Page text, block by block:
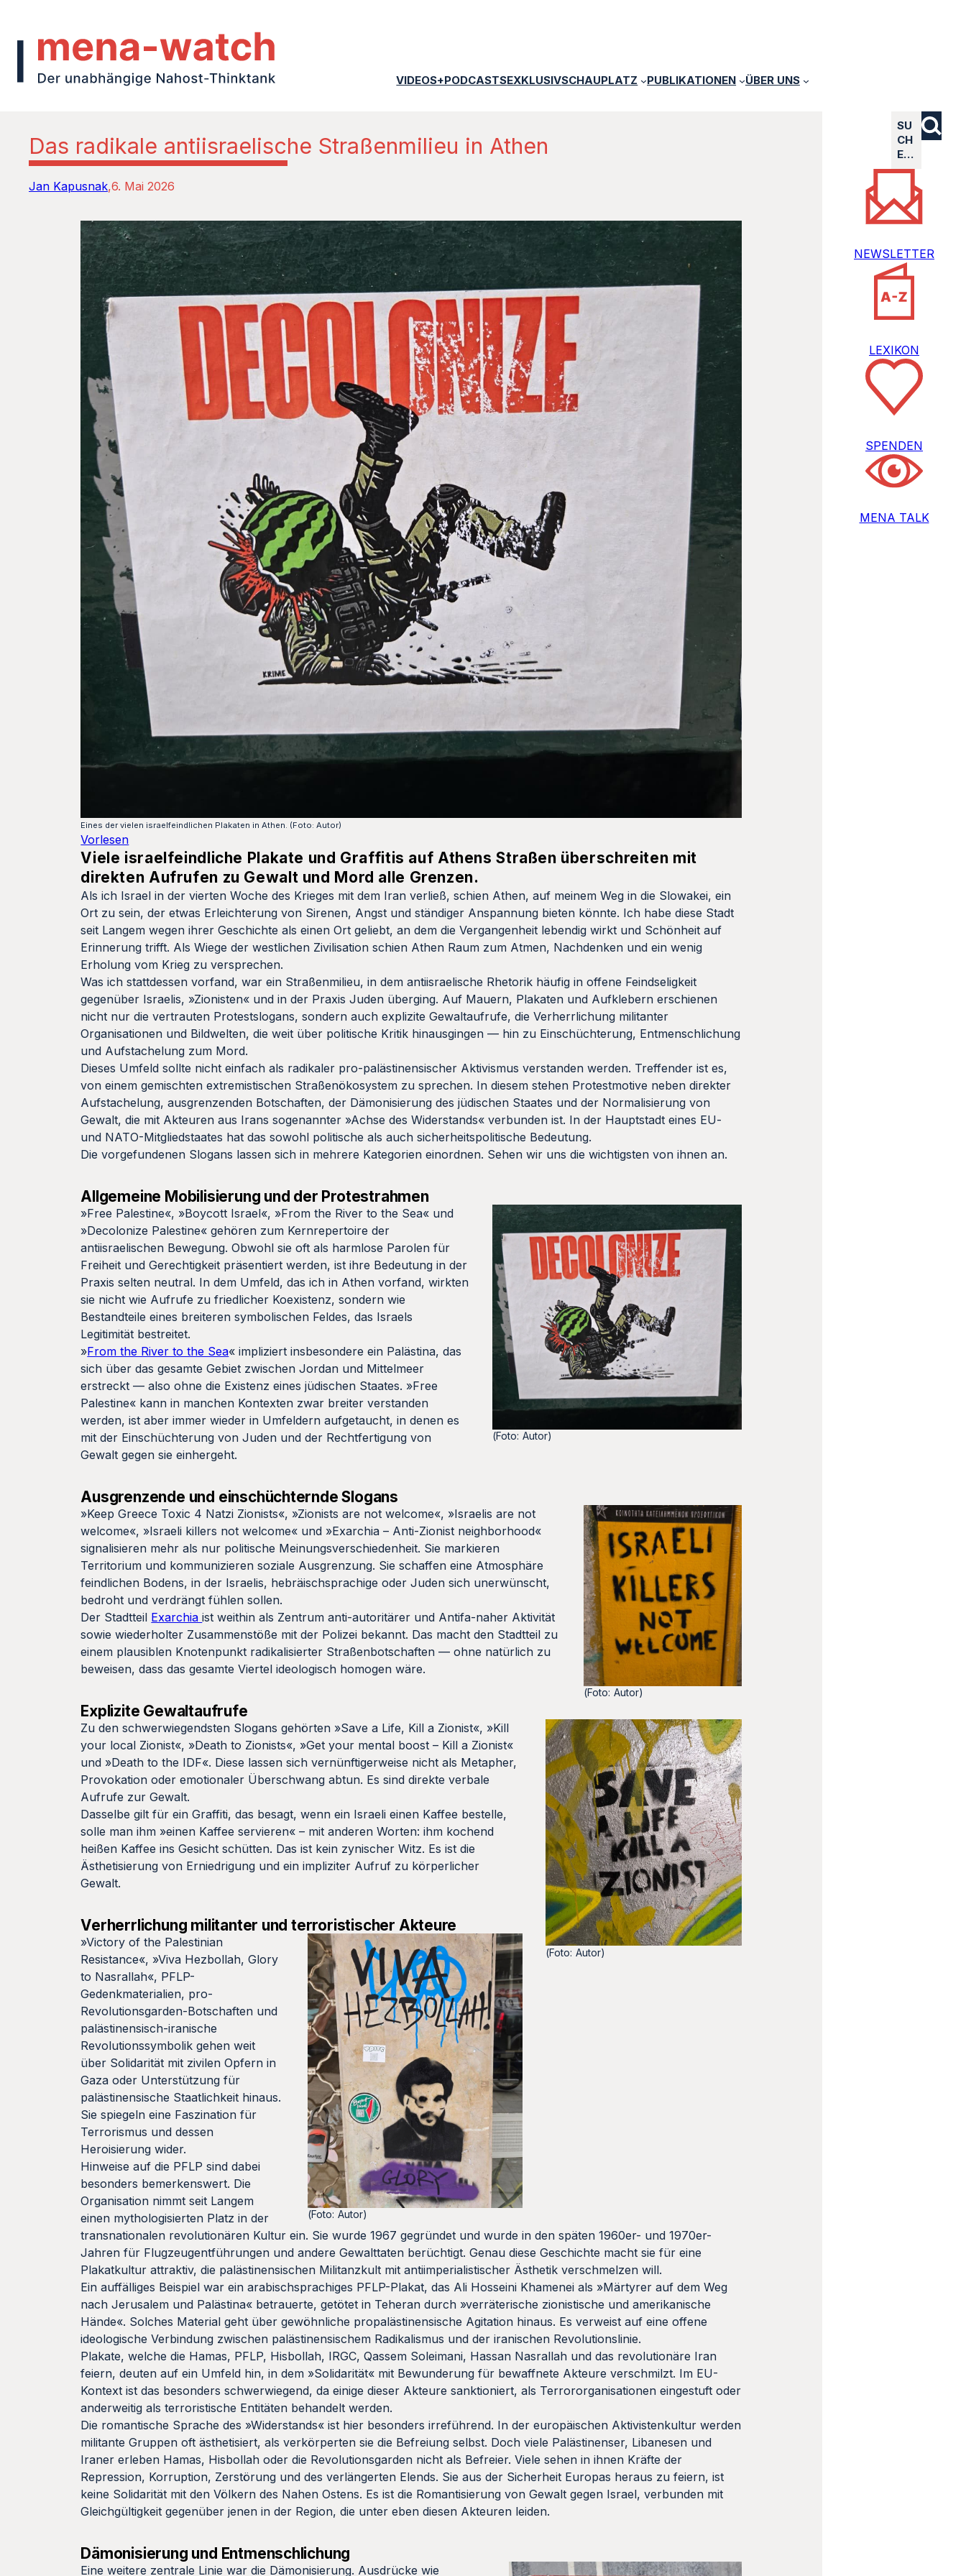
VIDEOS+PODCASTSEXKLUSIVSCHAUPLATZ PUBLIKATIONEN ÜBER UNS
Das radikale antiisraelische Straßenmilieu in Athen
Jan Kapusnak 6. Mai 2026
Eines der vielen israelfeindlichen Plakaten in Athen. (Foto: Autor)
Vorlesen
Viele israelfeindliche Plakate und Graffitis auf Athens Straßen überschreiten mit
direkten Aufrufen zu Gewalt und Mord alle Grenzen.
Als ich Israel in der vierten Woche des Krieges mit dem Iran verließ, schien Athen, auf meinem Weg in die Slowakei, ein
Ort zu sein, der etwas Erleichterung von Sirenen, Angst und ständiger Anspannung bieten könnte. Ich habe diese Stadt
seit Langem wegen ihrer Geschichte als einen Ort geliebt, an dem die Vergangenheit lebendig wirkt und Schönheit auf
Erinnerung trifft. Als Wiege der westlichen Zivilisation schien Athen Raum zum Atmen, Nachdenken und ein wenig
Erholung vom Krieg zu versprechen.
Was ich stattdessen vorfand, war ein Straßenmilieu, in dem antiisraelische Rhetorik häufig in offene Feindseligkeit
gegenüber Israelis, »Zionisten« und in der Praxis Juden überging. Auf Mauern, Plakaten und Aufklebern erschienen
nicht nur die vertrauten Protestslogans, sondern auch explizite Gewaltaufrufe, die Verherrlichung militanter
Organisationen und Bildwelten, die weit über politische Kritik hinausgingen — hin zu Einschüchterung, Entmenschlichung
und Aufstachelung zum Mord.
Dieses Umfeld sollte nicht einfach als radikaler pro-palästinensischer Aktivismus verstanden werden. Treffender ist es,
von einem gemischten extremistischen Straßenökosystem zu sprechen. In diesem stehen Protestmotive neben direkter
Aufstachelung, ausgrenzenden Botschaften, der Dämonisierung des jüdischen Staates und der Normalisierung von
Gewalt, die mit Akteuren aus Irans sogenannter »Achse des Widerstands« verbunden ist. In der Hauptstadt eines EU-
und NATO-Mitgliedstaates hat das sowohl politische als auch sicherheitspolitische Bedeutung.
Die vorgefundenen Slogans lassen sich in mehrere Kategorien einordnen. Sehen wir uns die wichtigsten von ihnen an.
Allgemeine Mobilisierung und der Protestrahmen
(Foto: Autor)
»Free Palestine«, »Boycott Israel«, »From the River to the Sea« und
»Decolonize Palestine« gehören zum Kernrepertoire der
antiisraelischen Bewegung. Obwohl sie oft als harmlose Parolen für
Freiheit und Gerechtigkeit präsentiert werden, ist ihre Bedeutung in der
Praxis selten neutral. In dem Umfeld, das ich in Athen vorfand, wirkten
sie nicht wie Aufrufe zu friedlicher Koexistenz, sondern wie
Bestandteile eines breiteren symbolischen Feldes, das Israels
Legitimität bestreitet.
»From the River to the Sea« impliziert insbesondere ein Palästina, das
sich über das gesamte Gebiet zwischen Jordan und Mittelmeer
erstreckt — also ohne die Existenz eines jüdischen Staates. »Free
Palestine« kann in manchen Kontexten zwar breiter verstanden
werden, ist aber immer wieder in Umfeldern aufgetaucht, in denen es
mit der Einschüchterung von Juden und der Rechtfertigung von
Gewalt gegen sie einhergeht.
Ausgrenzende und einschüchternde Slogans
(Foto: Autor)
»Keep Greece Toxic 4 Natzi Zionists«, »Zionists are not welcome«, »Israelis are not
welcome«, »Israeli killers not welcome« und »Exarchia – Anti-Zionist neighborhood«
signalisieren mehr als nur politische Meinungsverschiedenheit. Sie markieren
Territorium und kommunizieren soziale Ausgrenzung. Sie schaffen eine Atmosphäre
feindlichen Bodens, in der Israelis, hebräischsprachige oder Juden sich unerwünscht,
bedroht und verdrängt fühlen sollen.
Der Stadtteil Exarchiaist weithin als Zentrum anti-autoritärer und Antifa-naher Aktivität
sowie wiederholter Zusammenstöße mit der Polizei bekannt. Das macht den Stadtteil zu
einem plausiblen Knotenpunkt radikalisierter Straßenbotschaften — ohne natürlich zu
beweisen, dass das gesamte Viertel ideologisch homogen wäre.
Explizite Gewaltaufrufe
(Foto: Autor)
Zu den schwerwiegendsten Slogans gehörten »Save a Life, Kill a Zionist«, »Kill
your local Zionist«, »Death to Zionists«, »Get your mental boost – Kill a Zionist«
und »Death to the IDF«. Diese lassen sich vernünftigerweise nicht als Metapher,
Provokation oder emotionaler Überschwang abtun. Es sind direkte verbale
Aufrufe zur Gewalt.
Dasselbe gilt für ein Graffiti, das besagt, wenn ein Israeli einen Kaffee bestelle,
solle man ihm »einen Kaffee servieren« – mit anderen Worten: ihm kochend
heißen Kaffee ins Gesicht schütten. Das ist kein zynischer Witz. Es ist die
Ästhetisierung von Erniedrigung und ein impliziter Aufruf zu körperlicher
Gewalt.
Verherrlichung militanter und terroristischer Akteure
(Foto: Autor)
»Victory of the Palestinian
Resistance«, »Viva Hezbollah, Glory
to Nasrallah«, PFLP-
Gedenkmaterialien, pro-
Revolutionsgarden-Botschaften und
palästinensisch-iranische
Revolutionssymbolik gehen weit
über Solidarität mit zivilen Opfern in
Gaza oder Unterstützung für
palästinensische Staatlichkeit hinaus.
Sie spiegeln eine Faszination für
Terrorismus und dessen
Heroisierung wider.
Hinweise auf die PFLP sind dabei
besonders bemerkenswert. Die
Organisation nimmt seit Langem
einen mythologisierten Platz in der
transnationalen revolutionären Kultur ein. Sie wurde 1967 gegründet und wurde in den späten 1960er- und 1970er-
Jahren für Flugzeugentführungen und andere Gewalttaten berüchtigt. Genau diese Geschichte macht sie für eine
Plakatkultur attraktiv, die palästinensischen Militanzkult mit antiimperialistischer Ästhetik verschmelzen will.
Ein auffälliges Beispiel war ein arabischsprachiges PFLP-Plakat, das Ali Hosseini Khamenei als »Märtyrer auf dem Weg
nach Jerusalem und Palästina« betrauerte, getötet in Teheran durch »verräterische zionistische und amerikanische
Hände«. Solches Material geht über gewöhnliche propalästinensische Agitation hinaus. Es verweist auf eine offene
ideologische Verbindung zwischen palästinensischem Radikalismus und der iranischen Revolutionslinie.
Plakate, welche die Hamas, PFLP, Hisbollah, IRGC, Qassem Soleimani, Hassan Nasrallah und das revolutionäre Iran
feiern, deuten auf ein Umfeld hin, in dem »Solidarität« mit Bewunderung für bewaffnete Akteure verschmilzt. Im EU-
Kontext ist das besonders schwerwiegend, da einige dieser Akteure sanktioniert, als Terrororganisationen eingestuft oder
anderweitig als terroristische Entitäten behandelt werden.
Die romantische Sprache des »Widerstands« ist hier besonders irreführend. In der europäischen Aktivistenkultur werden
militante Gruppen oft ästhetisiert, als verkörperten sie die Befreiung selbst. Doch viele Palästinenser, Libanesen und
Iraner erleben Hamas, Hisbollah oder die Revolutionsgarden nicht als Befreier. Viele sehen in ihnen Kräfte der
Repression, Korruption, Zerstörung und des verlängerten Elends. Sie aus der Sicherheit Europas heraus zu feiern, ist
keine Solidarität mit den Völkern des Nahen Ostens. Es ist die Romantisierung von Gewalt gegen Israel, verbunden mit
Gleichgültigkeit gegenüber jenen in der Region, die unter eben diesen Akteuren leiden.
Dämonisierung und Entmenschlichung
Eine weitere zentrale Linie war die Dämonisierung. Ausdrücke wie
SU
CH
E…
NEWSLETTER
LEXIKON
SPENDEN
MENA TALK